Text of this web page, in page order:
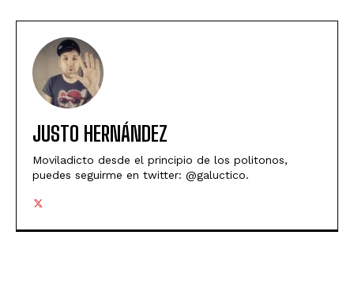
JUSTO HERNÁNDEZ
Moviladicto desde el principio de los politonos,
puedes seguirme en twitter: @galuctico.